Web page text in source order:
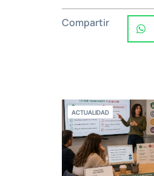
Compartir
ACTUALIDAD